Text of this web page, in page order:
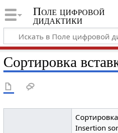
Поле цифровой
дидактики
Сортировка
Insertion